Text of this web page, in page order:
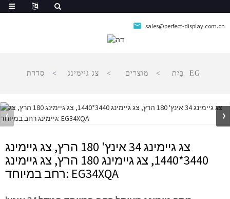
sales@perfect-display.com.cn
בַּיִת מוצרים צג גיימינג סדרת EG
צג גיימינג 34 אינץ' 180 הרץ, צג גיימינג
3440*1440, צג גיימינג 180 הרץ, צג גיימינג
רחב במיוחד: EG34XQA